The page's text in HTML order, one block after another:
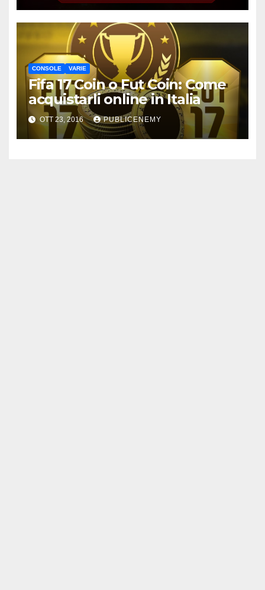
CONSOLE VARIE
Fifa 17 Coin o Fut Coin: Come
acquistarli online in Italia
OTT 23, 2016 PUBLICENEMY